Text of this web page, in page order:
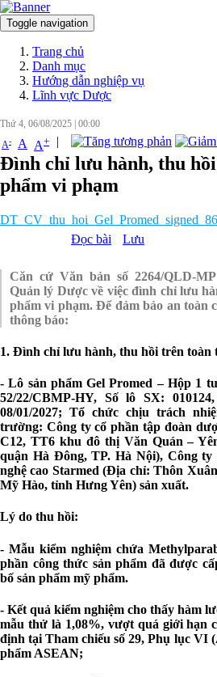
Toggle navigation
Trang chủ
Danh mục
Hướng dẫn nghiệp vụ
Lĩnh vực Dược
Thứ 4, 06/08/2025 00:00
A- A A+ |
Đình chỉ lưu hành, thu
phẩm vi phạm
Đọc bài
Lưu
Căn cứ Văn bản số 2264/QLD-
Quản lý Dược về việc đình chỉ lưu
phẩm vi phạm. Để đảm bảo an toàn
thông báo:
1. Đình chỉ lưu hành, thu hồi trên toàn
- Lô sản phẩm Gel Promed – Hộp 1
52/22/CBMP-HY, Số lô SX:
08/01/2027; Tổ chức chịu trách
trường: Công ty cổ phần tập đoàn
C12, TT6 khu đô thị Văn Quán –
quận Hà Đông, TP. Hà Nội), Công ty
nghệ cao Starmed (Địa chỉ: Thôn
Mỹ Hào, tỉnh Hưng Yên) sản xuất.
Lý do thu hồi:
- Mẫu kiểm nghiệm chứa
phần công thức sản phẩm đã được
bố sản phẩm mỹ phẩm.
- Kết quả kiểm nghiệm cho thấy hàm
mẫu thử là 1,08%, vượt quá giới hạn
định tại Tham chiếu số 29, Phụ lục VI
phẩm ASEAN;